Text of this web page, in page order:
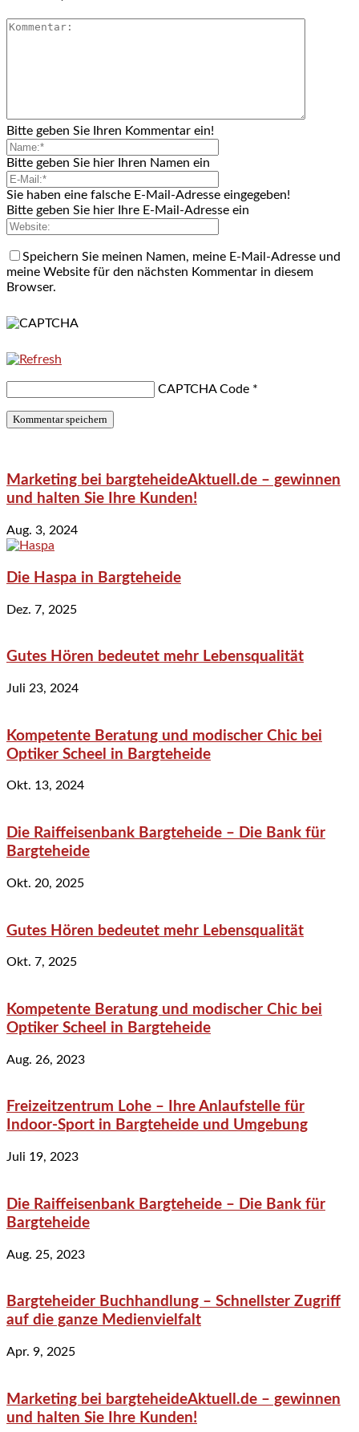
Bitte geben Sie Ihren Kommentar ein!
Bitte geben Sie hier Ihren Namen ein
Sie haben eine falsche E-Mail-Adresse eingegeben!
Bitte geben Sie hier Ihre E-Mail-Adresse ein
Speichern Sie meinen Namen, meine E-Mail-Adresse und
meine Website für den nächsten Kommentar in diesem
Browser.
CAPTCHA Code *
Marketing bei bargteheideAktuell.de – gewinnen
und halten Sie Ihre Kunden!
Aug. 3, 2024
Die Haspa in Bargteheide
Dez. 7, 2025
Gutes Hören bedeutet mehr Lebensqualität
Juli 23, 2024
Kompetente Beratung und modischer Chic bei
Optiker Scheel in Bargteheide
Okt. 13, 2024
Die Raiffeisenbank Bargteheide – Die Bank für
Bargteheide
Okt. 20, 2025
Gutes Hören bedeutet mehr Lebensqualität
Okt. 7, 2025
Kompetente Beratung und modischer Chic bei
Optiker Scheel in Bargteheide
Aug. 26, 2023
Freizeitzentrum Lohe – Ihre Anlaufstelle für
Indoor-Sport in Bargteheide und Umgebung
Juli 19, 2023
Die Raiffeisenbank Bargteheide – Die Bank für
Bargteheide
Aug. 25, 2023
Bargteheider Buchhandlung – Schnellster Zugriff
auf die ganze Medienvielfalt
Apr. 9, 2025
Marketing bei bargteheideAktuell.de – gewinnen
und halten Sie Ihre Kunden!